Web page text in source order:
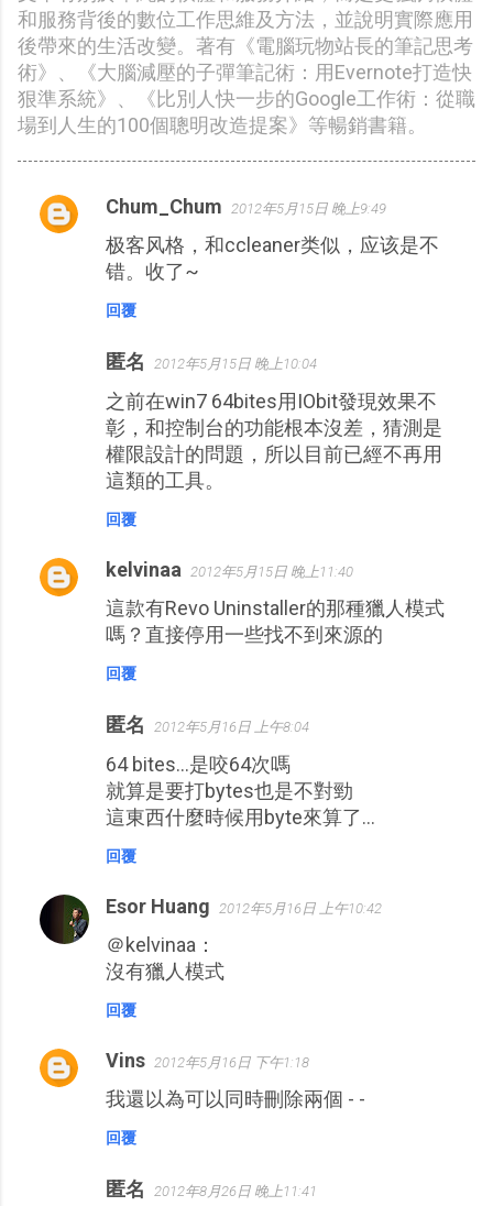
和服務背後的數位工作思維及方法，並說明實際應用
後帶來的生活改變。著有《電腦玩物站長的筆記思考
術》、《大腦減壓的子彈筆記術：用Evernote打造快
狠準系統》、《比別人快一步的Google工作術：從職
場到人生的100個聰明改造提案》等暢銷書籍。
留
Chum_Chum 2012年5月15日 晚上9:49
极客风格，和ccleaner类似，应该是不
错。收了~
回覆
匿名 2012年5月15日 晚上10:04
之前在win7 64bites用IObit發現效果不
彰，和控制台的功能根本沒差，猜測是
權限設計的問題，所以目前已經不再用
這類的工具。
回覆
kelvinaa 2012年5月15日 晚上11:40
這款有Revo Uninstaller的那種獵人模式
嗎？直接停用一些找不到來源的
回覆
匿名 2012年5月16日 上午8:04
64 bites...是咬64次嗎
就算是要打bytes也是不對勁
這東西什麼時候用byte來算了...
回覆
Esor Huang 2012年5月16日 上午10:42
＠kelvinaa：
沒有獵人模式
回覆
Vins 2012年5月16日 下午1:18
我還以為可以同時刪除兩個 - -
回覆
匿名 2012年8月26日 晚上11:41